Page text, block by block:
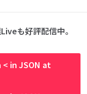
も好評配信中。
in JSON at